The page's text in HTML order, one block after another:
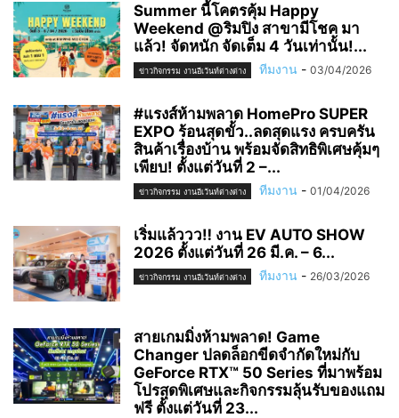
Summer นี้โคตรคุ้ม Happy
Weekend @ริมปิง สาขามีโชค มา
แล้ว! จัดหนัก จัดเต็ม 4 วันเท่านั้น!...
ข่าวกิจกรรม งานอีเว้นท์ต่างต่าง ทีมงาน - 03/04/2026
#แรงส์ห้ามพลาด HomePro SUPER
EXPO ร้อนสุดขั้ว..ลดสุดแรง ครบครัน
สินค้าเรื่องบ้าน พร้อมจัดสิทธิพิเศษคุ้มๆ
เพียบ! ตั้งแต่วันที่ 2 –...
ข่าวกิจกรรม งานอีเว้นท์ต่างต่าง ทีมงาน - 01/04/2026
เริ่มแล้ววว‼️ งาน EV AUTO SHOW
2026 ตั้งแต่วันที่ 26 มี.ค. – 6...
ข่าวกิจกรรม งานอีเว้นท์ต่างต่าง ทีมงาน - 26/03/2026
สายเกมมิ่งห้ามพลาด! Game
Changer ปลดล็อกขีดจำกัดใหม่กับ
GeForce RTX™ 50 Series ที่มาพร้อม
โปรสุดพิเศษและกิจกรรมลุ้นรับของแถม
ฟรี ตั้งแต่วันที่ 23...